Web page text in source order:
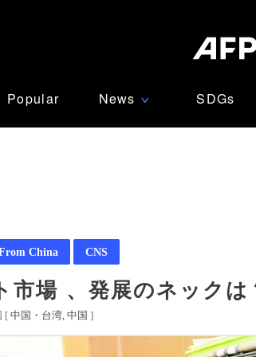
Popular News ∨ SDGs
China CNS
市場 、発展のネックは
[ 中国・台湾 中国 ]